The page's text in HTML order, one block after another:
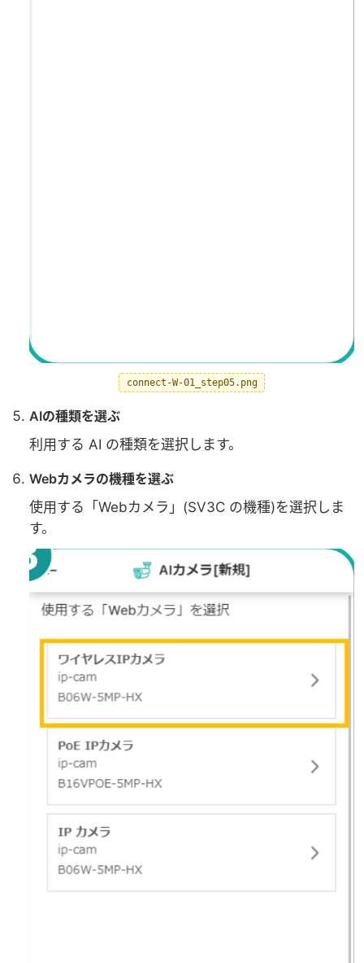
connect-W-01_step05.png
AIの種類を選ぶ
利用する AI の種類を選択します。
Webカメラの機種を選ぶ
使用する「Webカメラ」(SV3C の機種)を選択しま
す。